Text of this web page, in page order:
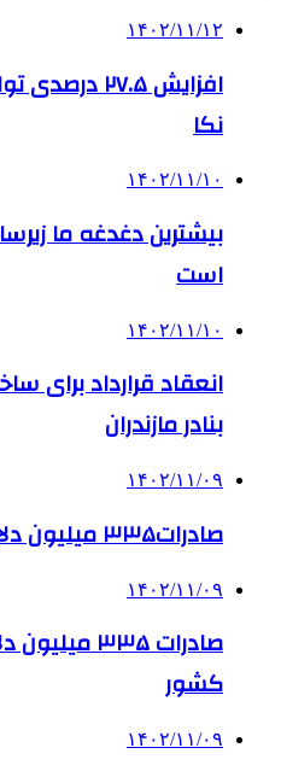
۱۴۰۲/۱۱/۱۲
افزایش ۲۷.۵
نکا
۱۴۰۲/۱۱/۱۰
بیشترین دغدغه ما
است
۱۴۰۲/۱۱/۱۰
انعقاد قرارداد برای
بنادر مازندران
۱۴۰۲/۱۱/۰۹
صادرات۳۳۵ میلیون دلار کالا به ۴۵ کشور جهان
۱۴۰۲/۱۱/۰۹
کشور
۱۴۰۲/۱۱/۰۹